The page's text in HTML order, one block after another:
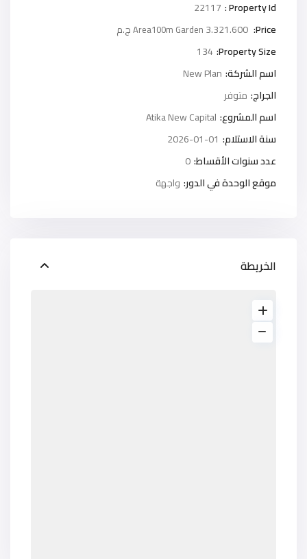
Property Id :
22117
Price:
Area100m Garden3.321.600 ج.م
Property Size:
134
اسم الشركة: New Plan
الجراج: متوفر
اسم المشروع: Atika New Capital
سنة الاستلام: 2026-01-01
عدد سنوات الأقساط:0
موقع الوحدة في الدور: واجهة
الخريطة